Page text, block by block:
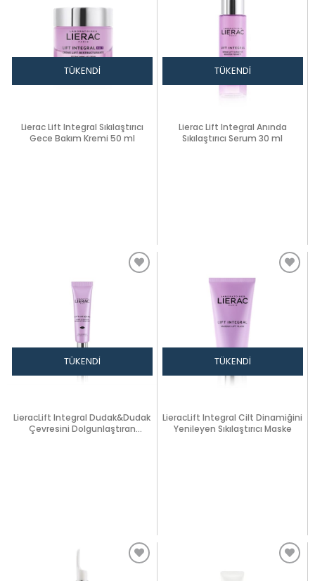
TÜKENDI
Lierac Lift Integral Sıkılaştırıcı
Gece Bakım Kremi 50 ml
TÜKENDI
Lierac Lift Integral Anında
Sıkılaştırıcı Serum 30 ml
TÜKENDI
LieracLift Integral Dudak&Dudak
Çevresini Dolgunlaştıran
TÜKENDI
LieracLift Integral Cilt Dinamiğini
Yenileyen Sıkılaştırıcı Maske